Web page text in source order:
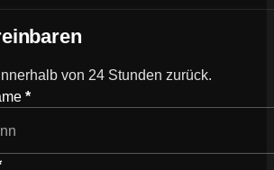
von 24 Stunden zurück.
kontaktieren?
*